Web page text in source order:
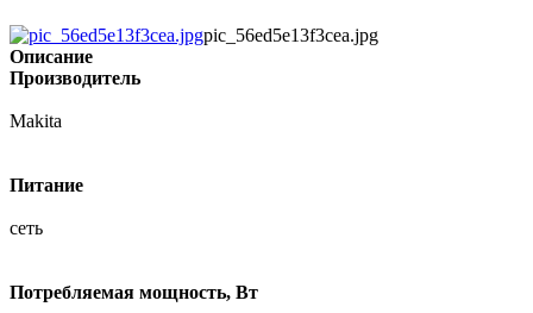
pic_56ed5e13f3cea.jpg
Описание
Производитель
Makita
Питание
сеть
Потребляемая мощность, Вт